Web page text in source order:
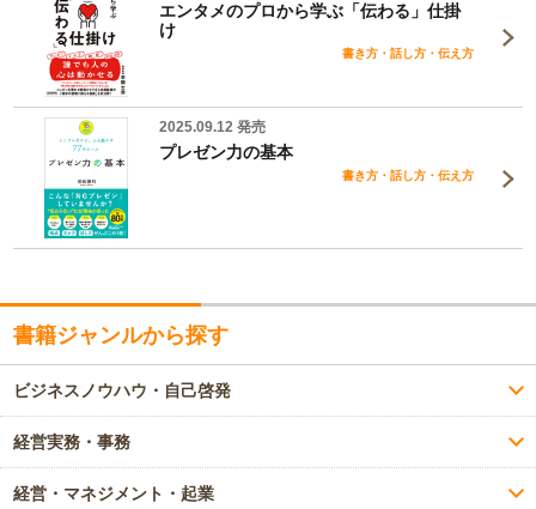
エンタメのプロから学ぶ「伝わる」仕掛
け
書き方・話し方・伝え方
2025.09.12 発売
プレゼン力の基本
書き方・話し方・伝え方
書籍ジャンルから探す
ビジネスノウハウ・自己啓発
経営実務・事務
経営・マネジメント・起業